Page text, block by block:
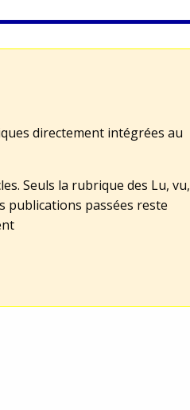
directement intégrées au
Seuls la rubrique des Lu, vu,
publications passées reste